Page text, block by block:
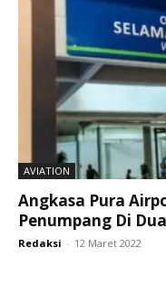
AVIATION
Angkasa Pura
Penumpang Di
Redaksi - 12 Maret 2022